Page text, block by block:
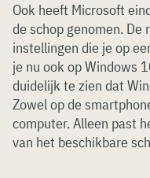
Ook heeft Microsoft
de schop genomen. De
instellingen die je op
je nu ook op Windows
duidelijk te zien dat
Zowel op de
computer. Alleen past
van het beschikbare